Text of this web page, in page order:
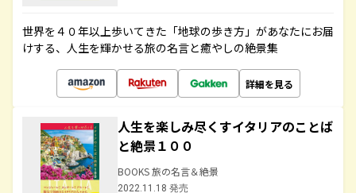
世界を４０年以上歩いてきた「地球の歩き方」があなたにお届
けする、人生を輝かせる旅の名言と癒やしの絶景集
詳細を見る
人生を楽しみ尽くすイタリアのことば
と絶景１００
BOOKS 旅の名言＆絶景
2022.11.18 発売